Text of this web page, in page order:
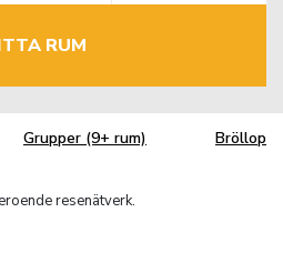
RUM
Grupper (9+ rum) Bröllop
resenätverk.